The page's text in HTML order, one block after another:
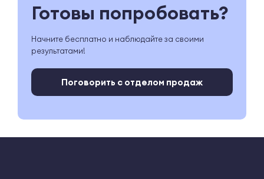
Готовы попробовать?
Начните бесплатно и наблюдайте за своими
результатами!
Поговорить с отделом продаж